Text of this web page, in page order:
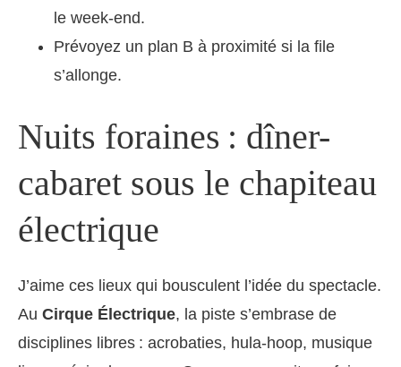
le week-end.
Prévoyez un plan B à proximité si la file
s’allonge.
Nuits foraines : dîner-
cabaret sous le chapiteau
électrique
J’aime ces lieux qui bousculent l’idée du spectacle.
Au Cirque Électrique, la piste s’embrase de
disciplines libres : acrobaties, hula-hoop, musique